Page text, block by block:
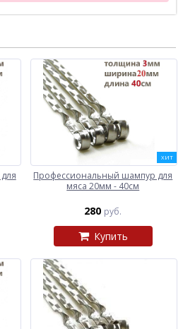
ХИТ
Профессиональный шампур для
мяса 20мм - 40см
280 руб.
Купить